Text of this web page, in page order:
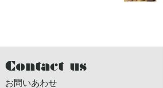
Contact us
お問いあわせ